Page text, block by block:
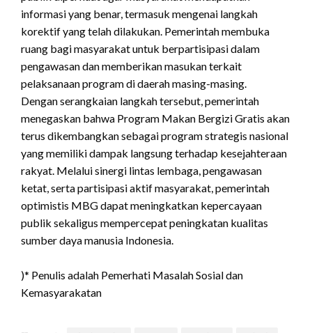
informasi yang benar, termasuk mengenai langkah
korektif yang telah dilakukan. Pemerintah membuka
ruang bagi masyarakat untuk berpartisipasi dalam
pengawasan dan memberikan masukan terkait
pelaksanaan program di daerah masing-masing.
Dengan serangkaian langkah tersebut, pemerintah
menegaskan bahwa Program Makan Bergizi Gratis akan
terus dikembangkan sebagai program strategis nasional
yang memiliki dampak langsung terhadap kesejahteraan
rakyat. Melalui sinergi lintas lembaga, pengawasan
ketat, serta partisipasi aktif masyarakat, pemerintah
optimistis MBG dapat meningkatkan kepercayaan
publik sekaligus mempercepat peningkatan kualitas
sumber daya manusia Indonesia.
)* Penulis adalah Pemerhati Masalah Sosial dan
Kemasyarakatan